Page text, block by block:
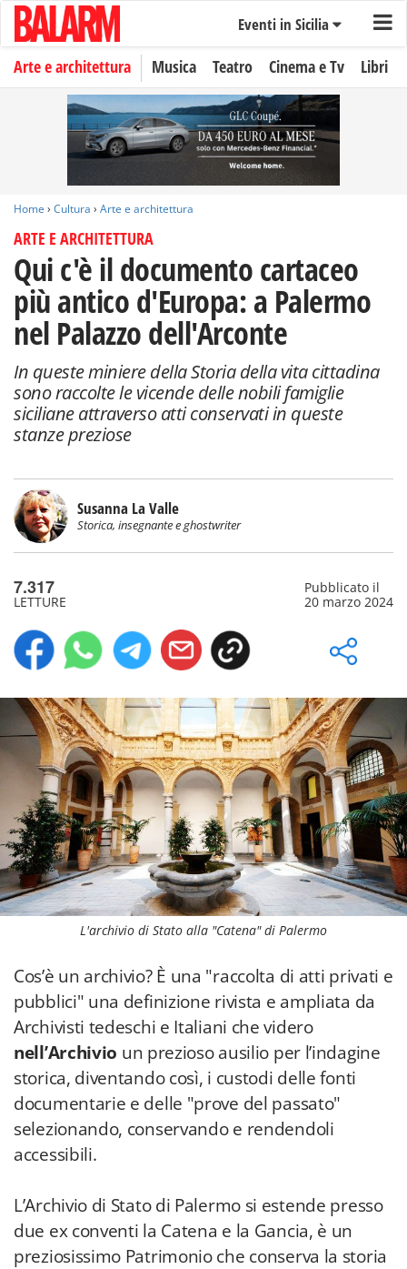
Eventi in Sicilia
Arte e architettura Musica Teatro Cinema e Tv Libri
Home › Cultura › Arte e architettura
ARTE E ARCHITETTURA
Qui c'è il documento cartaceo
più antico d'Europa: a Palermo
nel Palazzo dell'Arconte
In queste miniere della Storia della vita cittadina
sono raccolte le vicende delle nobili famiglie
siciliane attraverso atti conservati in queste
stanze preziose
Susanna La Valle
Storica, insegnante e ghostwriter
7.317
LETTURE
Pubblicato il
20 marzo 2024
L'archivio di Stato alla "Catena" di Palermo
Cos’è un archivio? È una "raccolta di atti privati e
pubblici" una definizione rivista e ampliata da
Archivisti tedeschi e Italiani che videro
nell’Archivio un prezioso ausilio per l’indagine
storica, diventando così, i custodi delle fonti
documentarie e delle "prove del passato"
selezionando, conservando e rendendoli
accessibili.
L’Archivio di Stato di Palermo si estende presso
due ex conventi la Catena e la Gancia, è un
preziosissimo Patrimonio che conserva la storia